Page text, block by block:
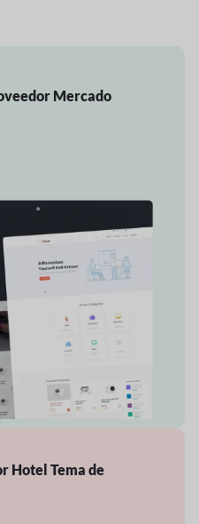
Mercado
Hotel Tema de